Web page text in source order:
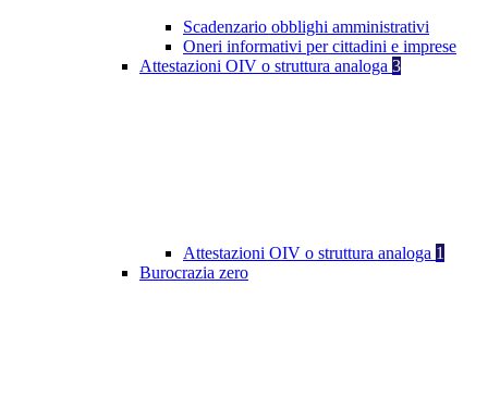
Scadenzario obblighi amministrativi
Oneri informativi per cittadini e imprese
Attestazioni OIV o struttura analoga 3
Attestazioni OIV o struttura analoga 1
Burocrazia zero